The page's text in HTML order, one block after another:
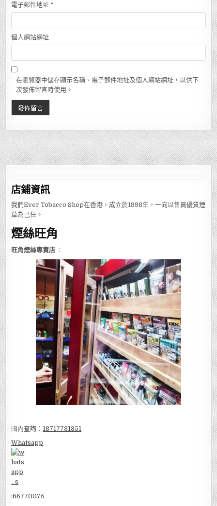
電子郵件地址 *
個人網站網址
在瀏覽器中儲存顯示名稱、電子郵件地址及個人網站網址，以供下
次發佈留言時使用。
店鋪資訊
我們Ever Tobacco Shop在香港，成立於1998年，一向以售買優質煙
草為己任。
煙絲旺角
旺角煙絲專賣店 ：
國內查詢： 18717731351
Whatsapp
:66770075